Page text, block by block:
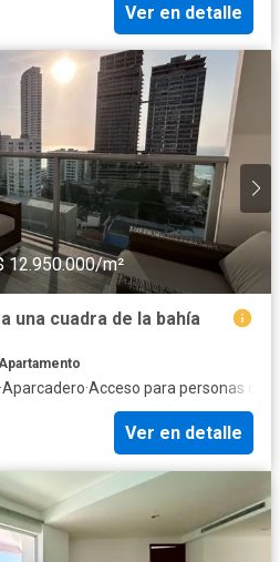
Ver en detalle
12.950.000/m²
una cuadra de la bahía
·Aparcadero·Acceso para personas con
Ver en detalle